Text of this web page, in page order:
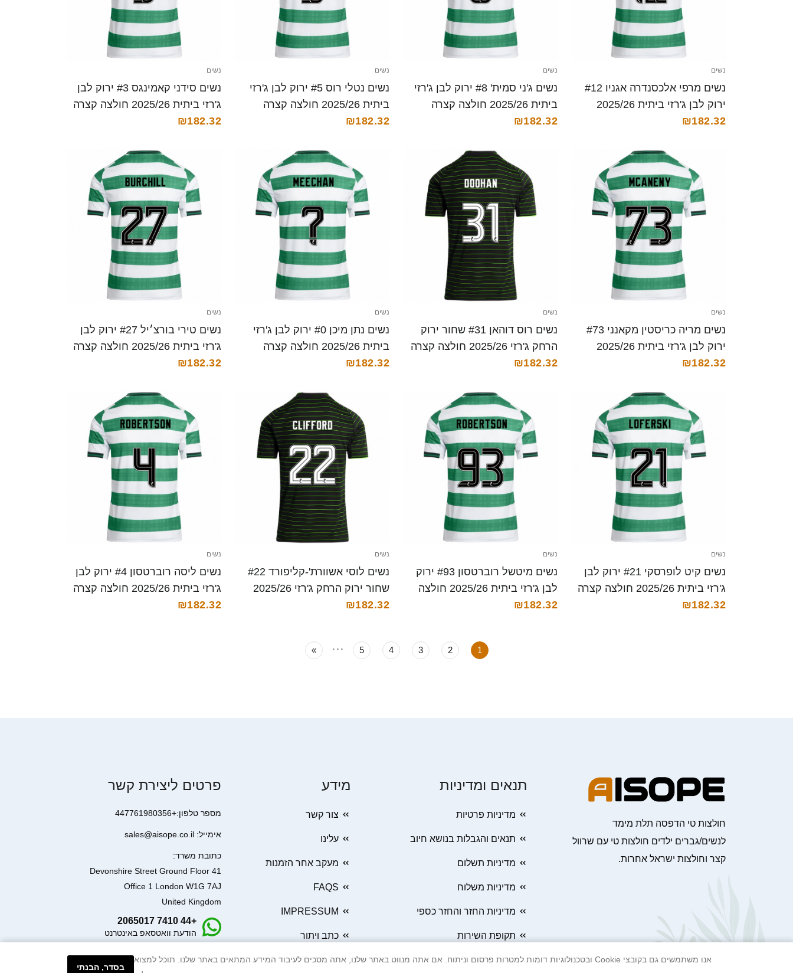
נשים
נשים מרפי אלכסנדרה אגניו #12
ירוק לבן ג'רזי ביתית 2025/26
חולצה קצרה
₪182.32
נשים
נשים ג'ני סמית' #8 ירוק לבן ג'רזי
ביתית 2025/26 חולצה קצרה
₪182.32
נשים
נשים נטלי רוס #5 ירוק לבן ג'רזי
ביתית 2025/26 חולצה קצרה
₪182.32
נשים
נשים סידני קאמינגס #3 ירוק לבן
ג'רזי ביתית 2025/26 חולצה קצרה
₪182.32
נשים
נשים מריה כריסטין מקאנני #73
ירוק לבן ג'רזי ביתית 2025/26
חולצה קצרה
₪182.32
נשים
נשים רוס דוהאן #31 שחור ירוק
הרחק ג'רזי 2025/26 חולצה קצרה
₪182.32
נשים
נשים נתן מיכן #0 ירוק לבן ג'רזי
ביתית 2025/26 חולצה קצרה
₪182.32
נשים
נשים טירי בורצ׳יל #27 ירוק לבן
ג'רזי ביתית 2025/26 חולצה קצרה
₪182.32
נשים
נשים קיט לופרסקי #21 ירוק לבן
ג'רזי ביתית 2025/26 חולצה קצרה
₪182.32
נשים
נשים מיטשל רוברטסון #93 ירוק
לבן ג'רזי ביתית 2025/26 חולצה
קצרה
₪182.32
נשים
נשים לוסי אשוורת'-קליפורד #22
שחור ירוק הרחק ג'רזי 2025/26
חולצה קצרה
₪182.32
נשים
נשים ליסה רוברטסון #4 ירוק לבן
ג'רזי ביתית 2025/26 חולצה קצרה
₪182.32
1
2
3
4
5
...
»
חולצות טי הדפסה תלת מימד
לנשים/גברים ילדים חולצות טי עם שרוול
קצר וחולצות ישראל אחרות.
תנאים ומדיניות
מדיניות פרטיות
תנאים והגבלות בנושא חיוב
מדיניות תשלום
מדיניות משלוח
מדיניות החזר והחזר כספי
תקופת השירות
מידע
צור קשר
עלינו
מעקב אחר הזמנות
FAQS
IMPRESSUM
כתב ויתור
פרטים ליצירת קשר
מספר טלפון:+447761980356
אימייל: sales@aisope.co.il
כתובת משרד:
41 Devonshire Street Ground Floor
Office 1 London W1G 7AJ
United Kingdom
+44 7410 2065017
הודעת וואטסאפ באינטרנט
אנו משתמשים גם בקובצי Cookie ובטכנולוגיות דומות למטרות פרסום וניתוח. אם אתה מנווט באתר שלנו, אתה מסכים לעיבוד המידע המתאים באתר שלנו. תוכל למצוא
בסדר, הבנתי